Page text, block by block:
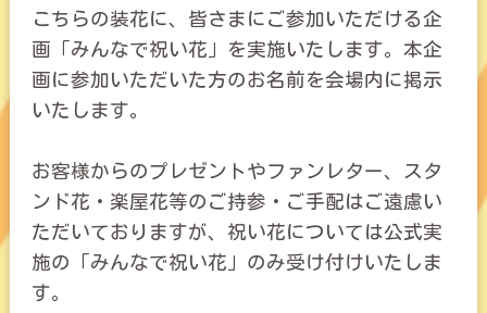
こちらの装花に、皆さまにご参加いただける企
画「みんなで祝い花」を実施いたします。本企
画に参加いただいた方のお名前を会場内に掲示
いたします。
お客様からのプレゼントやファンレター、スタ
ンド花・楽屋花等のご持参・ご手配はご遠慮い
ただいておりますが、祝い花については公式実
施の「みんなで祝い花」のみ受け付けいたしま
す。